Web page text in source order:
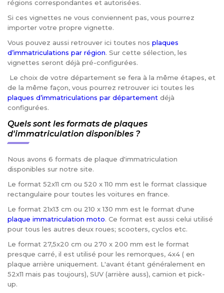
régions correspondantes et autorisées.
Si ces vignettes ne vous conviennent pas, vous pourrez
importer votre propre vignette.
Vous pouvez aussi retrouver ici toutes nos plaques
d’immatriculations par région. Sur cette sélection, les
vignettes seront déjà pré-configurées.
Le choix de votre département se fera à la même étapes, et
de la même façon, vous pourrez retrouver ici toutes les
plaques d’immatriculations par département déjà
configurées.
Quels sont les formats de plaques
d'immatriculation disponibles ?
Nous avons 6 formats de plaque d'immatriculation
disponibles sur notre site.
Le format 52x11 cm ou 520 x 110 mm est le format classique
rectangulaire pour toutes les voitures en france.
Le format 21x13 cm ou 210 x 130 mm est le format d'une
plaque immatriculation moto. Ce format est aussi celui utilisé
pour tous les autres deux roues; scooters, cyclos etc.
Le format 27,5x20 cm ou 270 x 200 mm est le format
presque carré, il est utilisé pour les remorques, 4x4 ( en
plaque arrière uniquement. L'avant étant généralement en
52x11 mais pas toujours), SUV (arrière auss), camion et pick-
up.